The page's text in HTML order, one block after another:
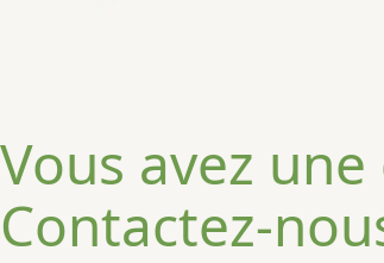
Vous avez
Contactez-